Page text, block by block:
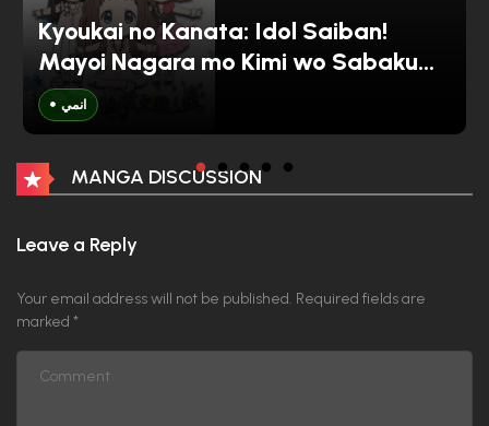
Kyoukai no Kanata: Idol Saiban!
Mayoi Nagara mo Kimi wo Sabaku
Tami
انمي
MANGA DISCUSSION
Leave a Reply
Your email address will not be published. Required fields are
marked *